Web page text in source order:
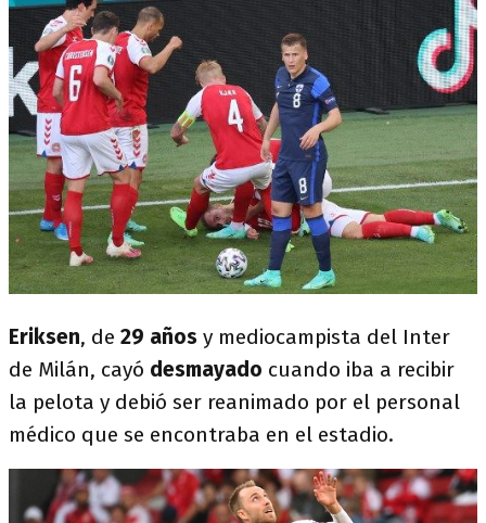
Eriksen, de 29 años y mediocampista del Inter
de Milán, cayó desmayado cuando iba a recibir
la pelota y debió ser reanimado por el personal
médico que se encontraba en el estadio.